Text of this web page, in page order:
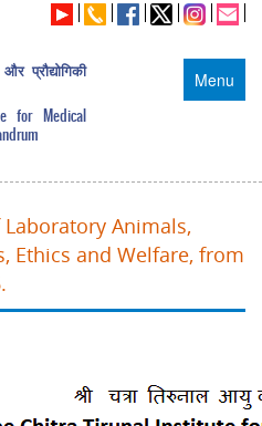
Menu
प्रौद्योगिकी
for Medical
Animals,
Ethics and Welfare, from